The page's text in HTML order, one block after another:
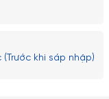
(Trước khi sáp nhập)